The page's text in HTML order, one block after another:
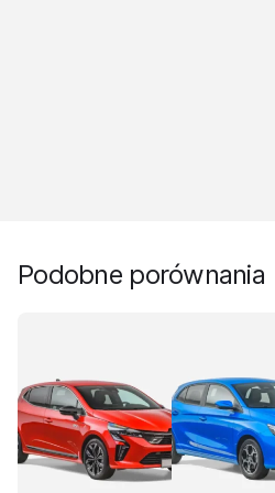
Podobne porównania